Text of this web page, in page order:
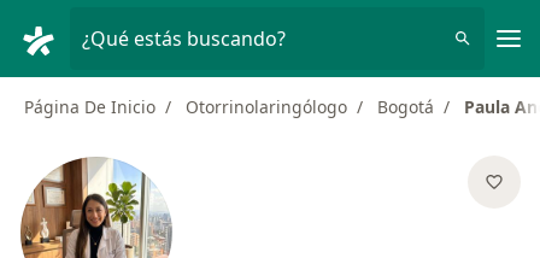
¿Qué estás buscando?
Página De Inicio Otorrinolaringólogo Bogotá Paula